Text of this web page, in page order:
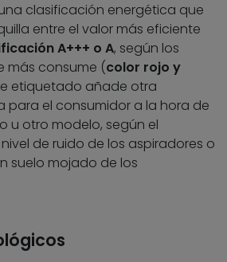
clasificación energética que
entre el valor más eficiente
A+++ o A, según los
más consume (color rojo y
etiquetado añade otra
para el consumidor a la hora de
u otro modelo, según el
de ruido de los aspiradores o
suelo mojado de los